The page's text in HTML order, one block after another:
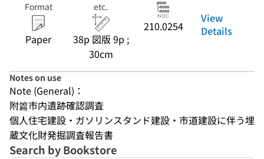
Format
Paper
etc.
38p 図版 9p ;
30cm
210.0254
View
Details
Notes on use
Note (General)：
附篇市内遺跡確認調査
個人住宅建設・ガソリンスタンド建設・市道建設に伴う埋
蔵文化財発掘調査報告書
Search by Bookstore